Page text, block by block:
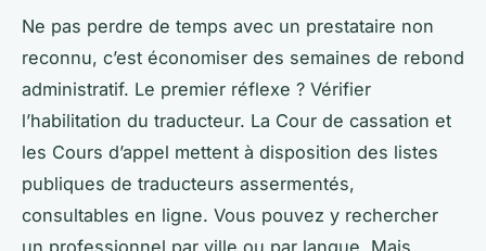
Ne pas perdre de temps avec un prestataire non
reconnu, c’est économiser des semaines de rebond
administratif. Le premier réflexe ? Vérifier
l’habilitation du traducteur. La Cour de cassation et
les Cours d’appel mettent à disposition des listes
publiques de traducteurs assermentés,
consultables en ligne. Vous pouvez y rechercher